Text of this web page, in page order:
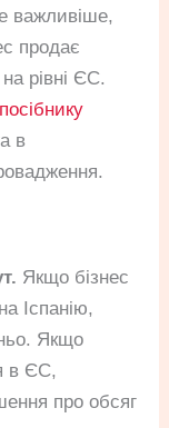
важливіше,
продає
рівні ЄС.
посібнику
в
Якщо бізнес
Іспанію,
Якщо
в ЄС,
про обсяг